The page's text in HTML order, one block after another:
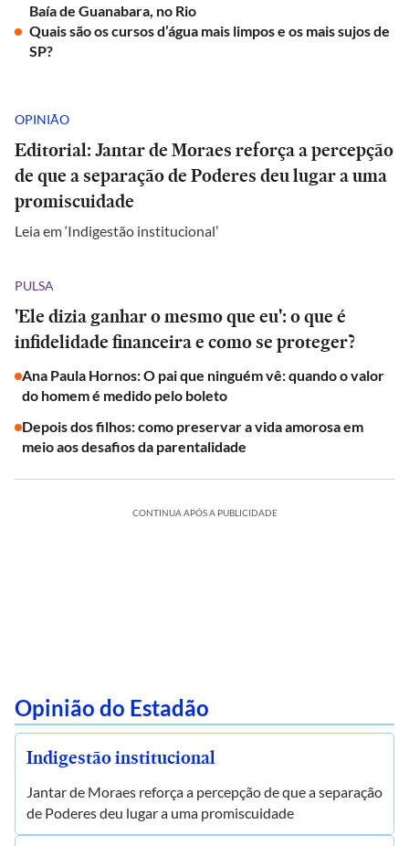
Baía de Guanabara, no Rio
Quais são os cursos d’água mais limpos e os mais sujos de
SP?
OPINIÃO
Editorial: Jantar de Moraes reforça a percepção
de que a separação de Poderes deu lugar a uma
promiscuidade
Leia em ‘Indigestão institucional’
PULSA
'Ele dizia ganhar o mesmo que eu': o que é
infidelidade financeira e como se proteger?
Ana Paula Hornos: O pai que ninguém vê: quando o valor
do homem é medido pelo boleto
Depois dos filhos: como preservar a vida amorosa em
meio aos desafios da parentalidade
CONTINUA APÓS A PUBLICIDADE
Opinião do Estadão
Indigestão institucional
Jantar de Moraes reforça a percepção de que a separação
de Poderes deu lugar a uma promiscuidade